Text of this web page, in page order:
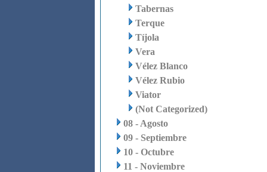
Tabernas
Terque
Tíjola
Vera
Vélez Blanco
Vélez Rubio
Viator
(Not Categorized)
08 - Agosto
09 - Septiembre
10 - Octubre
11 - Noviembre